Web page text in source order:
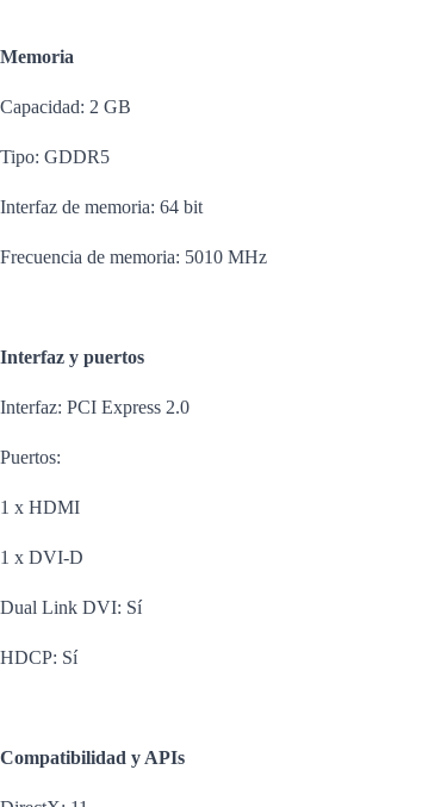
Memoria
Capacidad: 2 GB
Tipo: GDDR5
Interfaz de memoria: 64 bit
Frecuencia de memoria: 5010 MHz
Interfaz y puertos
Interfaz: PCI Express 2.0
Puertos:
1 x HDMI
1 x DVI-D
Dual Link DVI: Sí
HDCP: Sí
Compatibilidad y APIs